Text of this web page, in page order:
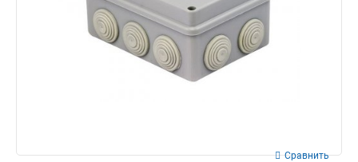
Сравнить